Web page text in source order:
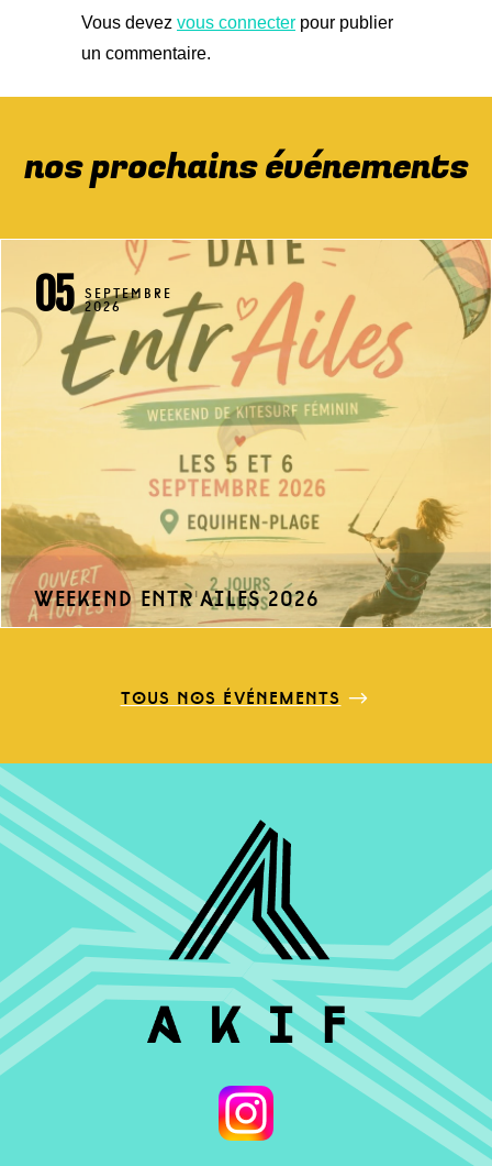
Vous devez vous connecter pour publier
un commentaire.
nos prochains événements
05
SEPTEMBRE
2026
weekend entr'ailes 2026
tous nos événements